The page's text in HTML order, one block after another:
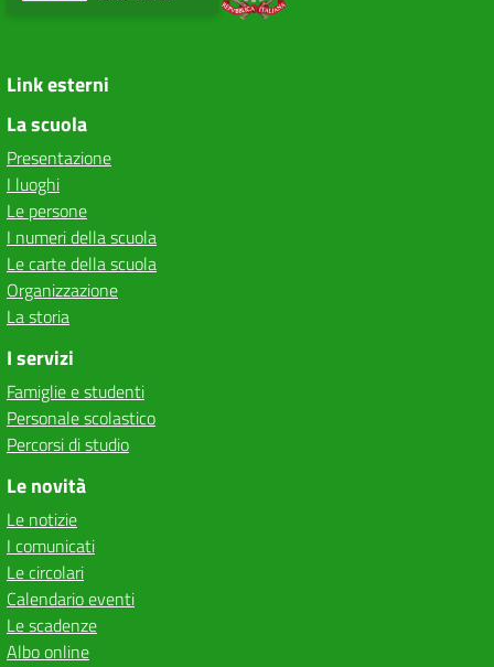
Link esterni
La scuola
Presentazione
I luoghi
Le persone
I numeri della scuola
Le carte della scuola
Organizzazione
La storia
I servizi
Famiglie e studenti
Personale scolastico
Percorsi di studio
Le novità
Le notizie
I comunicati
Le circolari
Calendario eventi
Le scadenze
Albo online